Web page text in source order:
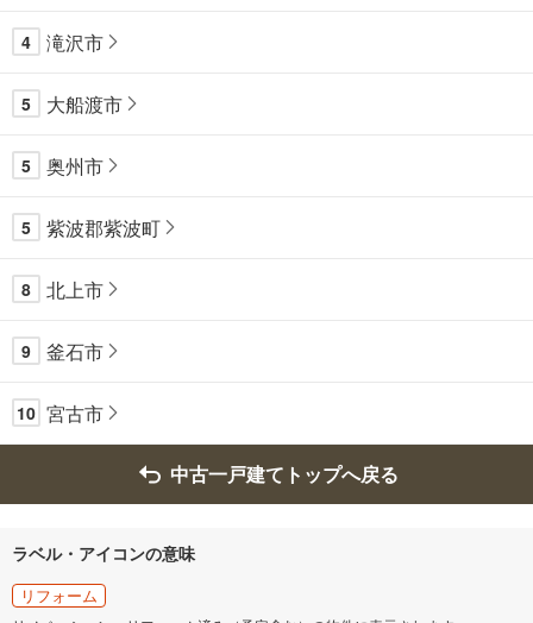
4 滝沢市
5 大船渡市
5 奥州市
5 紫波郡紫波町
8 北上市
9 釜石市
10 宮古市
中古一戸建てトップへ戻る
ラベル・アイコンの意味
リフォーム